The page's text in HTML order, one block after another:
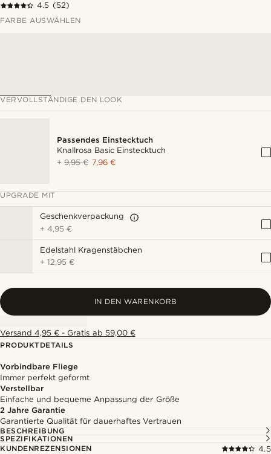
4.5 (52)
FARBE AUSWÄHLEN
VERVOLLSTÄNDIGE DEN LOOK
Passendes Einstecktuch
Knallrosa Basic Einstecktuch
+9,95 € 7,96 €
UPGRADE MIT
Geschenkverpackung
+4,95 €
Edelstahl Kragenstäbchen
+12,95 €
IN DEN WARENKORB
Versand 4,95 € - Gratis ab 59,00 €
PRODUKTDETAILS
Vorbindbare Fliege
Immer perfekt geformt
Verstellbar
Einfache und bequeme Anpassung der Größe
2 Jahre Garantie
Garantierte Qualität für dauerhaftes Vertrauen
BESCHREIBUNG
SPEZIFIKATIONEN
KUNDENREZENSIONEN
4.5